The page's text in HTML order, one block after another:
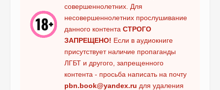
совершеннолетних. Для
несовершеннолетних прослушивание
данного контента СТРОГО
ЗАПРЕЩЕНО! Если в аудиокниге
присутствует наличие пропаганды
ЛГБТ и другого, запрещенного
контента - просьба написать на почту
pbn.book@yandex.ru для удаления